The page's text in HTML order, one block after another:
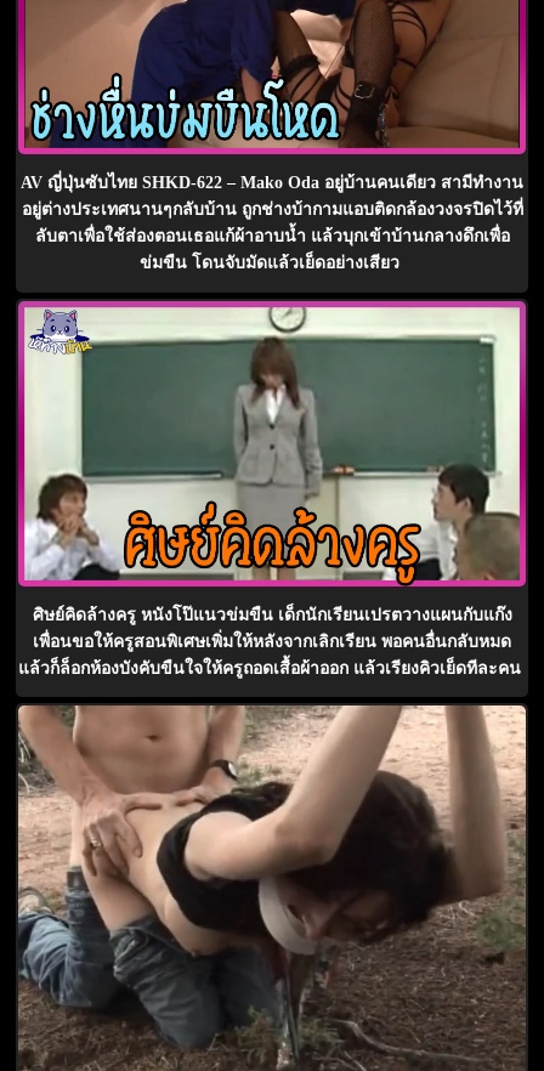
AV ญี่ปุ่นซับไทย SHKD-622 – Mako Oda อยู่บ้านคนเดียว สามีทำงาน
อยู่ต่างประเทศนานๆกลับบ้าน ถูกช่างบ้ากามแอบติดกล้องวงจรปิดไว้ที่
ลับตาเพื่อใช้ส่องตอนเธอแก้ผ้าอาบน้ำ แล้วบุกเข้าบ้านกลางดึกเพื่อ
ข่มขืน โดนจับมัดแล้วเย็ดอย่างเสียว
ศิษย์คิดล้างครู หนังโป๊แนวข่มขืน เด็กนักเรียนเปรตวางแผนกับแก๊ง
เพื่อนขอให้ครูสอนพิเศษเพิ่มให้หลังจากเลิกเรียน พอคนอื่นกลับหมด
แล้วก็ล็อกห้องบังคับขืนใจให้ครูถอดเสื้อผ้าออก แล้วเรียงคิวเย็ดทีละคน